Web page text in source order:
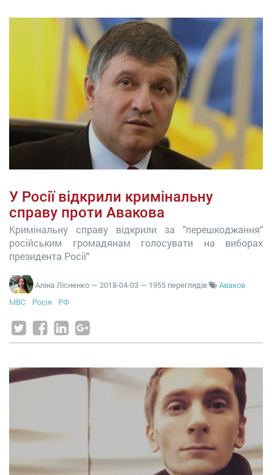
У Росії відкрили кримінальну
справу проти Авакова
Кримінальну справу відкрили за "перешкоджання"
російським громадянам голосувати на виборах
президента Росії"
Аліна Лісненко — 2018-04-03 — 1955 переглядів
Аваков
МВС
Росія РФ